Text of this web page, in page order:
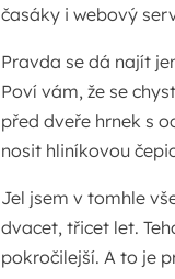
časáky i webový
Pravda se dá najít
Poví vám, že se
před dveře hrnek s
nosit hliníkovou
Jel jsem v tomhle
dvacet, třicet let.
pokročilejší. A to je